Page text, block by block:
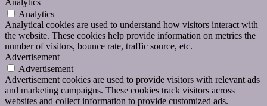
Analytics
Analytics
Analytical cookies are used to understand how visitors interact with
the website. These cookies help provide information on metrics the
number of visitors, bounce rate, traffic source, etc.
Advertisement
Advertisement
Advertisement cookies are used to provide visitors with relevant ads
and marketing campaigns. These cookies track visitors across
websites and collect information to provide customized ads.